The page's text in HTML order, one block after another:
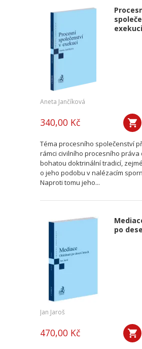
exekuci
Aneta Jančíková
340,00 Kč
Téma procesního společenství
rámci civilního procesního práva
bohatou doktrinální tradicí,
o jeho podobu v nalézacím
Naproti tomu jeho...
po
Jan Jaroš
470,00 Kč